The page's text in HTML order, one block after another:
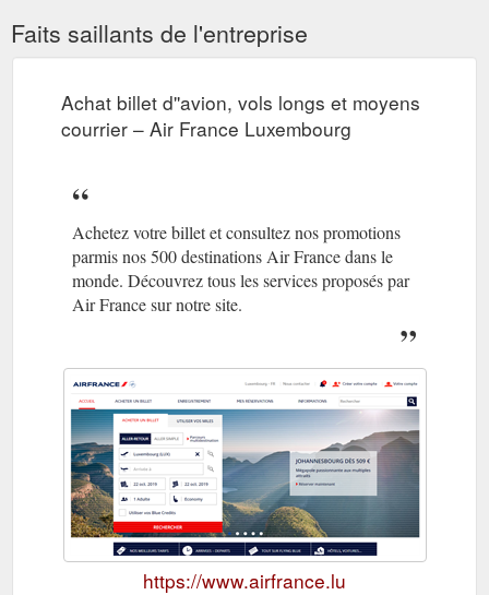
Faits saillants de l'entreprise
Achat billet d''avion, vols longs et moyens
courrier – Air France Luxembourg
Achetez votre billet et consultez nos promotions
parmis nos 500 destinations Air France dans le
monde. Découvrez tous les services proposés par
Air France sur notre site.
https://www.airfrance.lu